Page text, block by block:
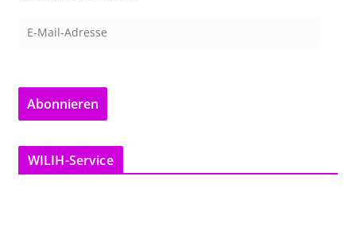
a
l
-
Abonnieren
WILIH-Service